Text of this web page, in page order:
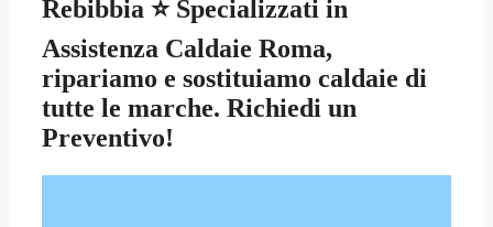
Rebibbia ⭐ Specializzati in
Assistenza Caldaie Roma,
ripariamo e sostituiamo caldaie di
tutte le marche. Richiedi un
Preventivo!